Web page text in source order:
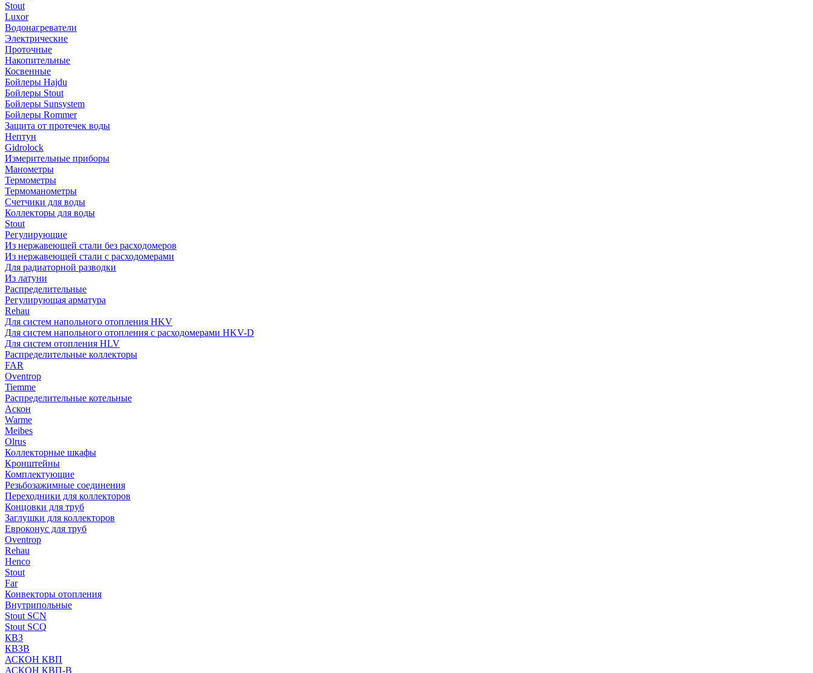
Stout
Luxor
Водонагреватели
Электрические
Проточные
Накопительные
Косвенные
Бойлеры Hajdu
Бойлеры Stout
Бойлеры Sunsystem
Бойлеры Rommer
Защита от протечек воды
Нептун
Gidrolock
Измерительные приборы
Манометры
Термометры
Термоманометры
Счетчики для воды
Коллекторы для воды
Stout
Регулирующие
Из нержавеющей стали без расходомеров
Из нержавеющей стали с расходомерами
Для радиаторной разводки
Из латуни
Распределительные
Регулирующая арматура
Rehau
Для систем напольного отопления HKV
Для систем напольного отопления с расходомерами HKV-D
Для систем отопления HLV
Распределительные коллекторы
FAR
Oventrop
Tiemme
Распределительные котельные
Аскон
Warme
Meibes
Olrus
Коллекторные шкафы
Кронштейны
Комплектующие
Резьбозажимные соединения
Переходники для коллекторов
Концовки для труб
Заглушки для коллекторов
Евроконус для труб
Oventrop
Rehau
Henco
Stout
Far
Конвекторы отопления
Внутрипольные
Stout SCN
Stout SCQ
КВЗ
КВЗВ
АСКОН КВП
АСКОН КВП-В